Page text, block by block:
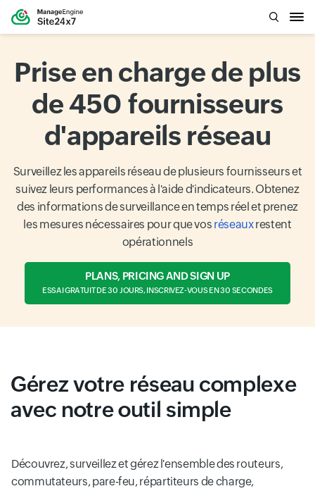
Prise en charge de plus
de 450 fournisseurs
d'appareils réseau
Surveillez les appareils réseau de plusieurs fournisseurs et
suivez leurs performances à l'aide d'indicateurs. Obtenez
des informations de surveillance en temps réel et prenez
les mesures nécessaires pour que vos réseauxrestent
opérationnels
PLANS, PRICING AND SIGN UP
ESSAI GRATUIT DE 30 JOURS, INSCRIVEZ-VOUS EN 30 SECONDES
Gérez votre réseau complexe
avec notre outil simple
Découvrez, surveillez et gérez l'ensemble des routeurs,
commutateurs, pare-feu, répartiteurs de charge,